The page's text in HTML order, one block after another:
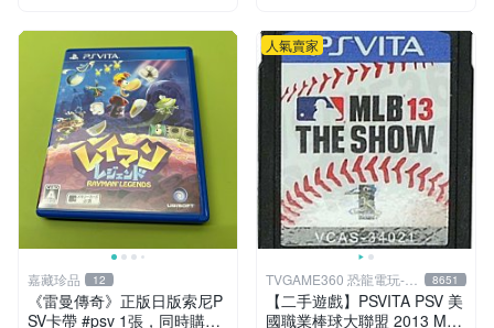
嘉藏珍品 12
《雷曼傳奇》正版日版索尼P
SV卡帶 #psv 1張，同時購第
人氣賣家
TVGAME360 恐龍電玩-台
中店
8651
【二手遊戲】PSVITA PSV 美
國職業棒球大聯盟 2013 MLB